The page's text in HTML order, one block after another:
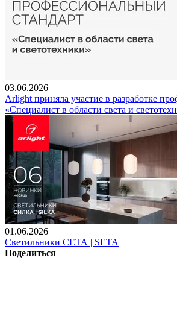
03.06.2026
Arlight приняла участие в разработке
«Специалист в области света и
01.06.2026
Светильники СЕТА | SETA
Поделиться